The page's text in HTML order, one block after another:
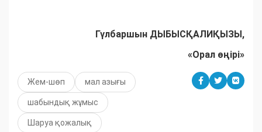
Гүлбаршын ДЫБЫСҚАЛИҚЫЗЫ,
«Орал өңірі»
Жем-шөп мал азығы
шабындық жұмыс
Шаруа қожалық